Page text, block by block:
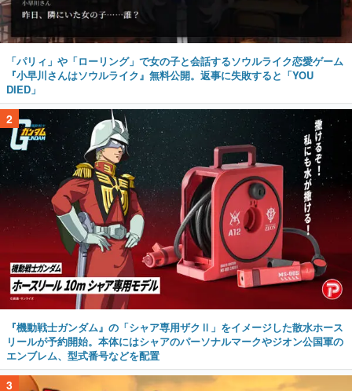
「パリィ」や「ローリング」で女の子と会話するソウルライク恋愛ゲーム
『小早川さんはソウルライク』無料公開。返事に失敗すると「YOU
DIED」
2
『機動戦士ガンダム』の「シャア専用ザクⅡ」をイメージした散水ホース
リールが予約開始。本体にはシャアのパーソナルマークやジオン公国軍の
エンブレム、型式番号などを配置
3